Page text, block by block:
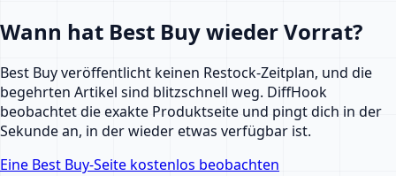
Wann hat Best Buy wieder Vorrat?
Best Buy veröffentlicht keinen Restock-Zeitplan, und die
begehrten Artikel sind blitzschnell weg. DiffHook
beobachtet die exakte Produktseite und pingt dich in der
Sekunde an, in der wieder etwas verfügbar ist.
Eine Best Buy-Seite kostenlos beobachten